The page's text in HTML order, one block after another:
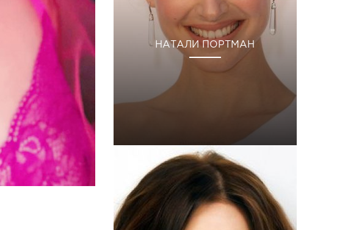
НАТАЛИ ПОРТМАН